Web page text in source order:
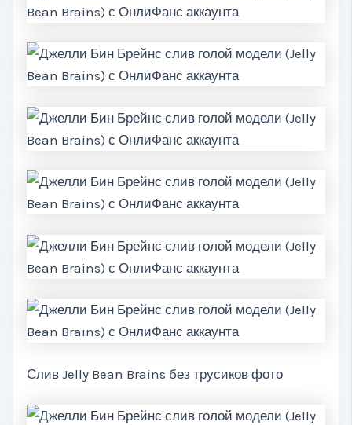
Слив Jelly Bean Brains без трусиков фото